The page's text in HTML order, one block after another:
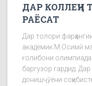
ДАР КОЛЛЕҶИ
РАЁСАТ
Дар толори
академик М.Осимӣ
ғолибони олимпиада
баргузор гардид.
донишҷӯёни